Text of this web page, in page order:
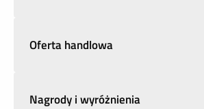
Oferta handlowa
Nagrody i wyróżnienia